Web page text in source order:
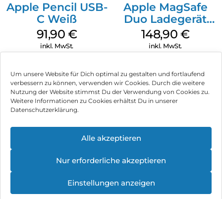
Um unsere Website für Dich optimal zu gestalten und fortlaufend
verbessern zu können, verwenden wir Cookies. Durch die weitere
Nutzung der Website stimmst Du der Verwendung von Cookies zu.
Weitere Informationen zu Cookies erhältst Du in unserer
Datenschutzerklärung.
Alle akzeptieren
Nur erforderliche akzeptieren
Einstellungen anzeigen
Apple Pencil USB-
C Weiß
91,90 €
inkl. MwSt.
Apple MagSafe
Duo Ladegerät
Weiß
148,90 €
inkl. MwSt.
Impressum
Hinweis zur Batterieentsorgung
Newsletter